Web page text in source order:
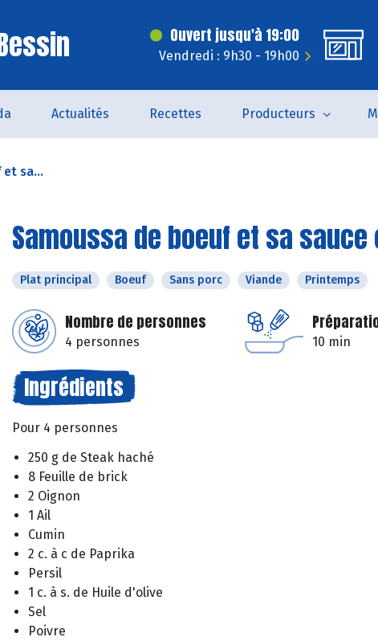
Ouvert jusqu'à 19:00
Vendredi : 9h30 - 19h00
Actualités Recettes Producteurs
et sa...
Samoussa de boeuf et sa
Plat principal Boeuf Sans porc Viande Printemps
Nombre de personnes
4 personnes 10 min
Ingrédients
Pour 4 personnes
250 g de Steak haché
8 Feuille de brick
2 Oignon
1 Ail
Cumin
2 c. à c de Paprika
Persil
1 c. à s. de Huile d'olive
Sel
Poivre